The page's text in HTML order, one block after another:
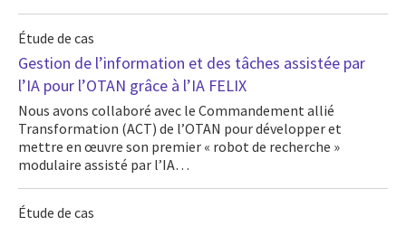
Étude de cas
Gestion de l’information et des tâches assistée par
l’IA pour l’OTAN grâce à l’IA FELIX
Nous avons collaboré avec le Commandement allié
Transformation (ACT) de l’OTAN pour développer et
mettre en œuvre son premier « robot de recherche »
modulaire assisté par l’IA…
Étude de cas